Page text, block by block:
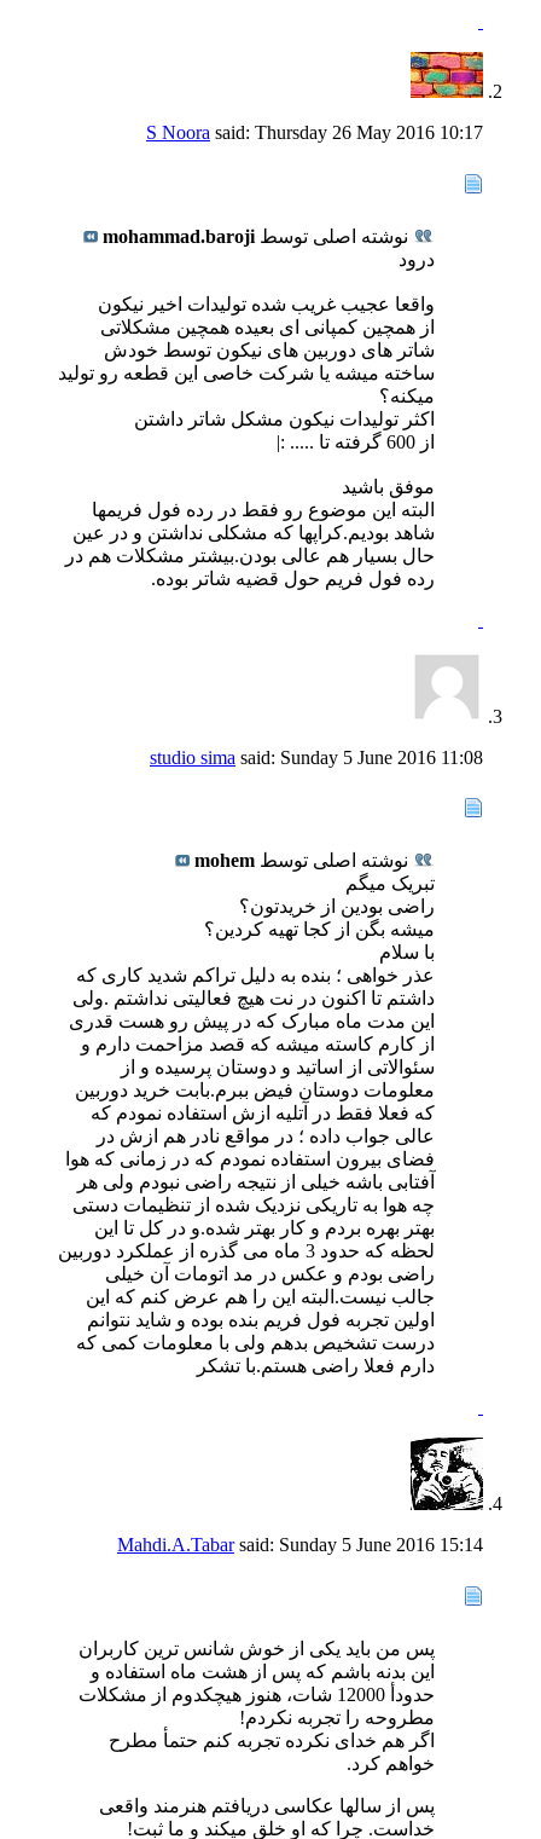
S Noora said: Thursday 26 May 2016 10:17
نوشته اصلی توسط mohammad.baroji
درود
واقعا عجیب غریب شده تولیدات اخیر نیکون
از همچین کمپانی ای بعیده همچین مشکلاتی
شاتر های دوربین های نیکون توسط خودش
ساخته میشه یا شرکت خاصی این قطعه رو تولید
میکنه؟
اکثر تولیدات نیکون مشکل شاتر داشتن
از 600 گرفته تا ..... :|
موفق باشید
البته این موضوع رو فقط در رده فول فریمها
شاهد بودیم.کراپها که مشکلی نداشتن و در عین
حال بسیار هم عالی بودن.بیشتر مشکلات هم در
رده فول فریم حول قضیه شاتر بوده.
studio sima said: Sunday 5 June 2016 11:08
نوشته اصلی توسط mohem
تبریک میگم
راضی بودین از خریدتون؟
میشه بگن از کجا تهیه کردین؟
با سلام
عذر خواهی ؛ بنده به دلیل تراکم شدید کاری که
داشتم تا اکنون در نت هیچ فعالیتی نداشتم .ولی
این مدت ماه مبارک که در پیش رو هست قدری
از کارم کاسته میشه که قصد مزاحمت دارم و
سئوالاتی از اساتید و دوستان پرسیده و از
معلومات دوستان فیض ببرم.بابت خرید دوربین
که فعلا فقط در آتلیه ازش استفاده نمودم که
عالی جواب داده ؛ در مواقع نادر هم ازش در
فضای بیرون استفاده نمودم که در زمانی که هوا
آفتابی باشه خیلی از نتیجه راضی نبودم ولی هر
چه هوا به تاریکی نزدیک شده از تنظیمات دستی
بهتر بهره بردم و کار بهتر شده.و در کل تا این
لحظه که حدود 3 ماه می گذره از عملکرد دوربین
راضی بودم و عکس در مد اتومات آن خیلی
جالب نیست.البته این را هم عرض کنم که این
اولین تجربه فول فریم بنده بوده و شاید نتوانم
درست تشخیص بدهم ولی با معلومات کمی که
دارم فعلا راضی هستم.با تشکر
Mahdi.A.Tabarsaid: Sunday 5 June 2016 15:14
پس من باید یکی از خوش شانس ترین کاربران
این بدنه باشم که پس از هشت ماه استفاده و
حدودأ 12000 شات، هنوز هیچکدوم از مشکلات
مطروحه را تجربه نکردم!
اگر هم خدای نکرده تجربه کنم حتمأ مطرح
خواهم کرد.
پس از سالها عکاسی دریافتم هنرمند واقعی
خداست. چرا که او خلق میکند و ما ثبت!